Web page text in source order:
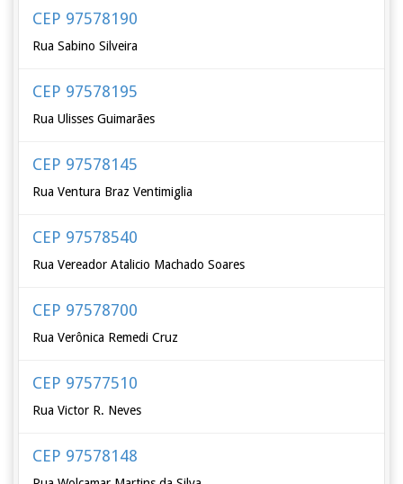
CEP 97578190
Rua Sabino Silveira
CEP 97578195
Rua Ulisses Guimarães
CEP 97578145
Rua Ventura Braz Ventimiglia
CEP 97578540
Rua Vereador Atalicio Machado Soares
CEP 97578700
Rua Verônica Remedi Cruz
CEP 97577510
Rua Victor R. Neves
CEP 97578148